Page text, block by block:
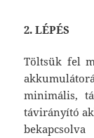
2. LÉPÉS
Töltsük fel
minimális,
távirányító